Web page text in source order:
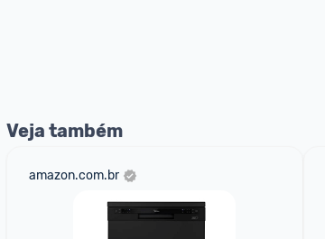
Veja também
amazon.com.br